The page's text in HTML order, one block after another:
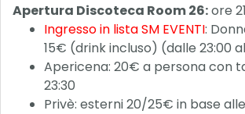
Apertura Discoteca Room 26:ore
Ingresso in lista SM EVENTI:
15€ (drink incluso) (dalle 23:00
Apericena: 20€ a persona con
23:30
Privè: esterni 20/25€ in base